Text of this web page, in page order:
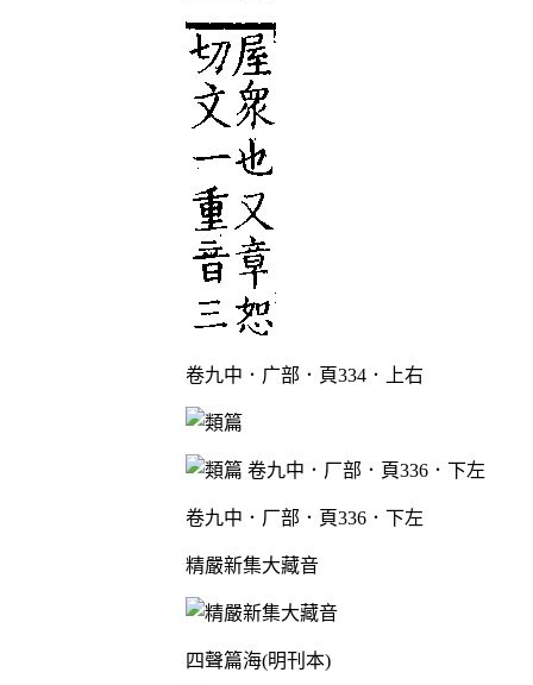
卷九中．广部．頁334．上右
卷九中．厂部．頁336．下左
精嚴新集大藏音
四聲篇海(明刊本)